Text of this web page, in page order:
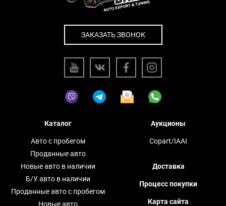
ЗАКАЗАТЬ ЗВОНОК
Каталог
Авто с пробегом
Проданные авто
Новые авто в наличии
Б/У авто в наличии
Проданные авто с пробегом
Новые авто
Аукционы
Copart/IAAI
Доставка
Процесс покупки
Карта сайта